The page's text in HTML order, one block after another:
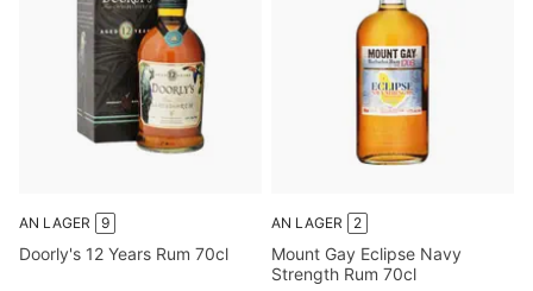
AN LAGER 9
Doorly's 12 Years Rum 70cl
AN LAGER 2
Mount Gay Eclipse Navy
Strength Rum 70cl